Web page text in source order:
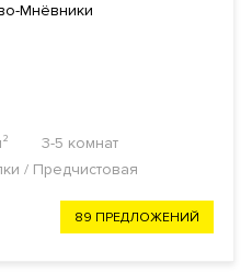
Мнёвники
3-5 комнат
/ Предчистовая
89 ПРЕДЛОЖЕНИЙ